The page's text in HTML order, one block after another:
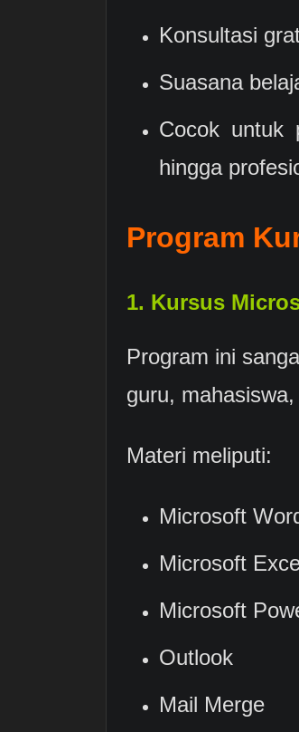
Konsultasi
Suasana
Cocok untuk
hingga
Program
1. Kursus
Program ini
guru,
Materi meliputi:
Microsoft
Microsoft
Microsoft
Outlook
Mail Merge